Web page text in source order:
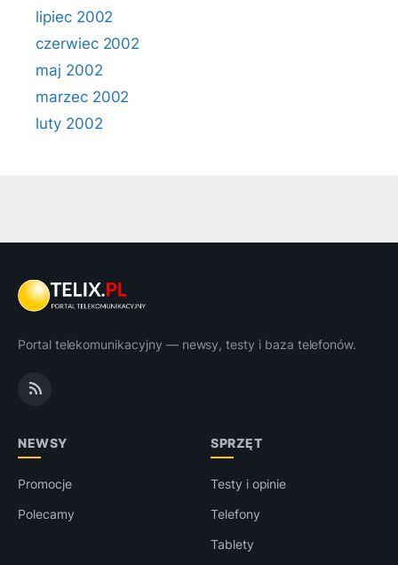
lipiec 2002
czerwiec 2002
maj 2002
marzec 2002
luty 2002
Portal telekomunikacyjny — newsy, testy i baza telefonów.
NEWSY
Promocje
Polecamy
SPRZĘT
Testy i opinie
Telefony
Tablety